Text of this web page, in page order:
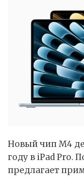
Новый чип M4
году в iPad Pro.
предлагает